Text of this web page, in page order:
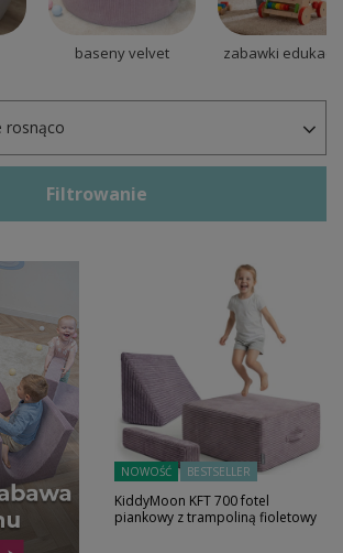
baseny velvet zabawki
rosnąco
Filtrowanie
NOWOŚĆ BESTSELLER
KiddyMoon KFT 700 fotel
piankowy z trampoliną fioletowy